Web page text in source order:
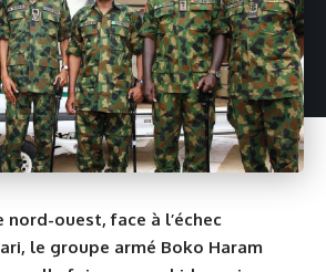
nord-ouest, face à l’échec
le groupe armé Boko Haram